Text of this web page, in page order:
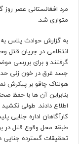
متواری شد.
به گزارشحوادث پلاس
انتظامی در جریان قتل
گرفتند و برای بررسی
هولناک چاقو بر پیکرش
بنابراین آن ها با حفظ
اطلاع دادند. طولی
تحقیقات گسترده جنایی